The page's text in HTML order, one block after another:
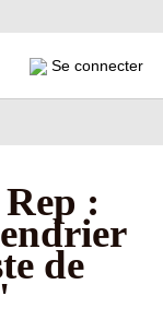
Se connecter
:
de